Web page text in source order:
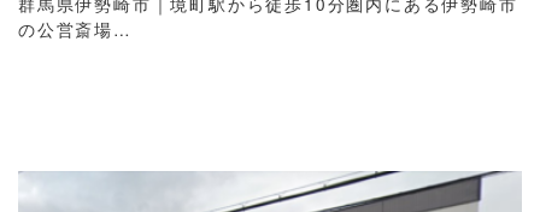
の公営斎場…